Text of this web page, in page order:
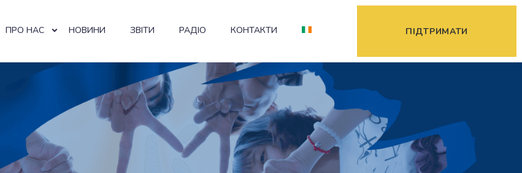
ПРО НАС НОВИНИ ЗВІТИ РАДІО КОНТАКТИ ПІДТРИМАТИ